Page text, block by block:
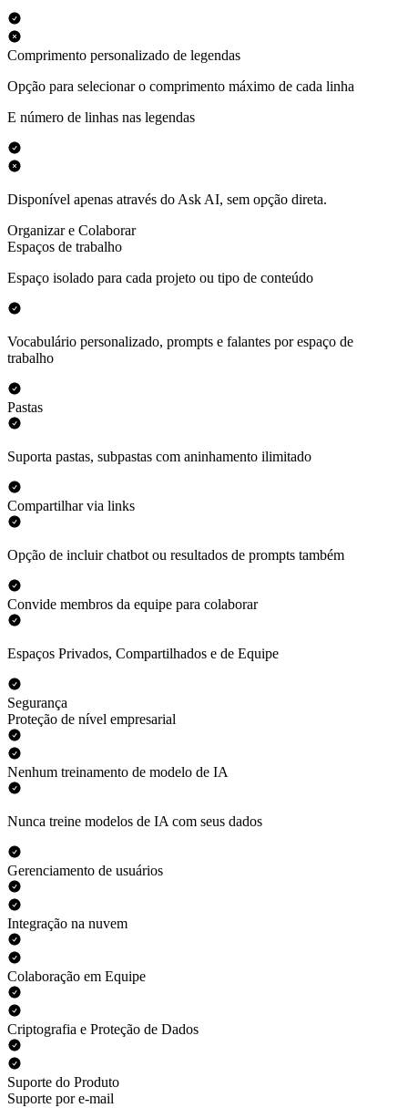
Comprimento personalizado de legendas
Opção para selecionar o comprimento máximo de cada linha
E número de linhas nas legendas
Disponível apenas através do Ask AI, sem opção direta.
Organizar e Colaborar
Espaços de trabalho
Espaço isolado para cada projeto ou tipo de conteúdo
Vocabulário personalizado, prompts e falantes por espaço de
trabalho
Pastas
Suporta pastas, subpastas com aninhamento ilimitado
Compartilhar via links
Opção de incluir chatbot ou resultados de prompts também
Convide membros da equipe para colaborar
Espaços Privados, Compartilhados e de Equipe
Segurança
Proteção de nível empresarial
Nenhum treinamento de modelo de IA
Nunca treine modelos de IA com seus dados
Gerenciamento de usuários
Integração na nuvem
Colaboração em Equipe
Criptografia e Proteção de Dados
Suporte do Produto
Suporte por e-mail